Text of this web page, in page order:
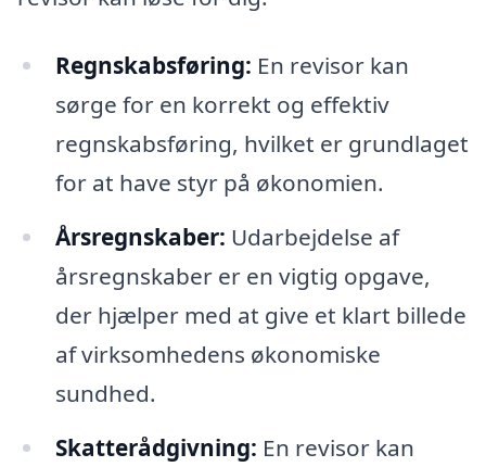
Regnskabsføring: En revisor kan
sørge for en korrekt og effektiv
regnskabsføring, hvilket er grundlaget
for at have styr på økonomien.
Årsregnskaber: Udarbejdelse af
årsregnskaber er en vigtig opgave,
der hjælper med at give et klart billede
af virksomhedens økonomiske
sundhed.
Skatterådgivning: En revisor kan